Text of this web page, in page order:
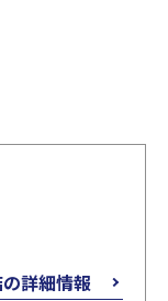
詳細情報